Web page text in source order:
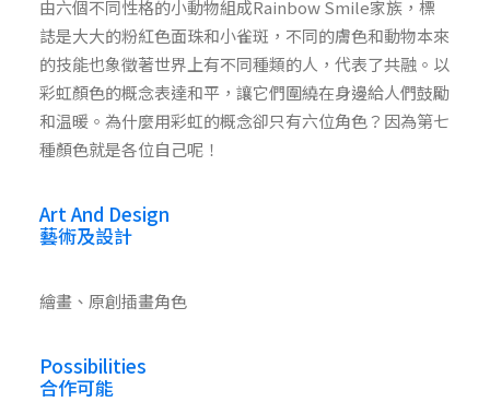
由六個不同性格的小動物組成Rainbow Smile家族，標
誌是大大的粉紅色面珠和小雀斑，不同的膚色和動物本來
的技能也象徵著世界上有不同種類的人，代表了共融。以
彩虹顏色的概念表達和平，讓它們圍繞在身邊給人們鼓勵
和温暖。為什麼用彩虹的概念卻只有六位角色？因為第七
種顏色就是各位自己呢！
Art And Design
藝術及設計
繪畫、原創插畫角色
Possibilities
合作可能